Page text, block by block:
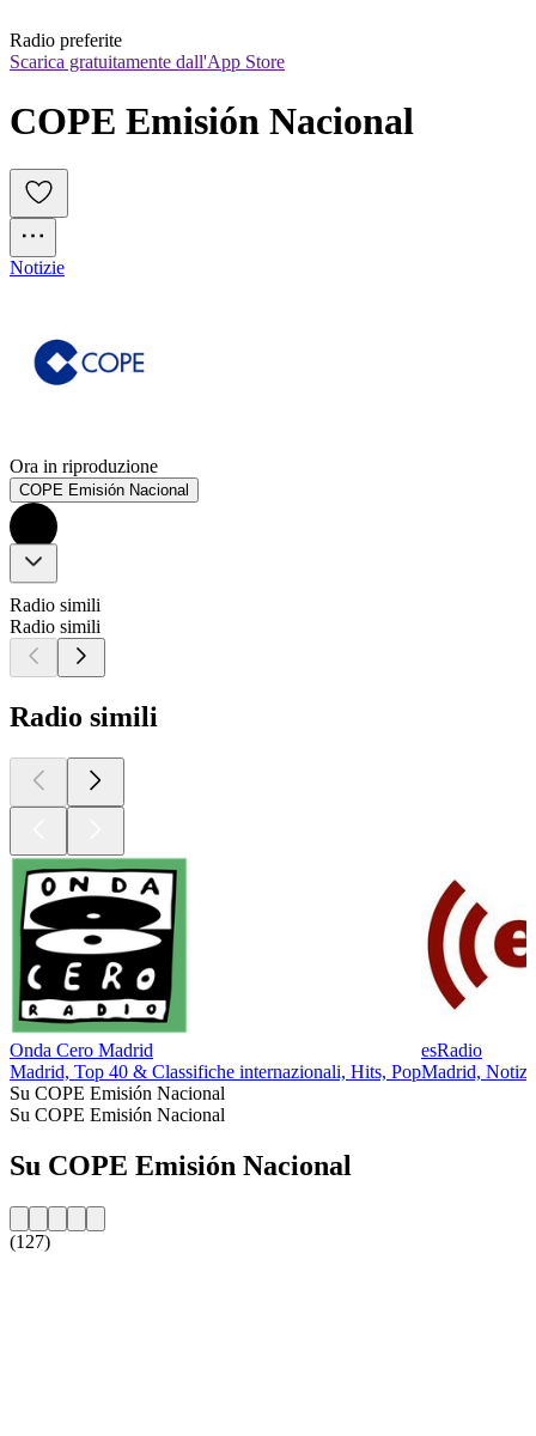
Radio preferite
Scarica gratuitamente dall'App Store
COPE Emisión Nacional
Notizie
Ora in riproduzione
COPE Emisión Nacional
Radio simili
Radio simili
Radio simili
Onda Cero Madrid
Madrid, Top 40 & Classifiche internazionali, Hits, Pop
esRadio
Madrid,
Su COPE Emisión Nacional
Su COPE Emisión Nacional
Su COPE Emisión Nacional
(127)